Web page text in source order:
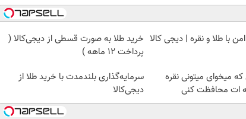
با طلا و نقره | دیجی کالا خرید طلا به صورت قسطی از دیجی‌کالا (
پرداخت 12 ماهه )
که میخوای میتونی نقره
ات محافظت کنی
سرمایه‌گذاری بلندمدت با خرید طلا از
دیجی‌کالا